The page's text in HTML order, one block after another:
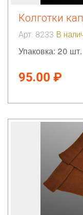
Колготки
Арт. 8233 В
Упаковка: 20 шт.
95.00 ₽